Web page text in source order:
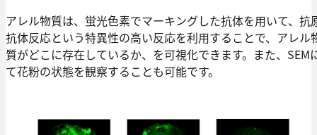
アレル物質は、蛍光色素でマーキングした抗体を用いて、抗
抗体反応という特異性の高い反応を利用することで、アレル
質がどこに存在しているか、を可視化できます。また、SEM
て花粉の状態を観察することも可能です。